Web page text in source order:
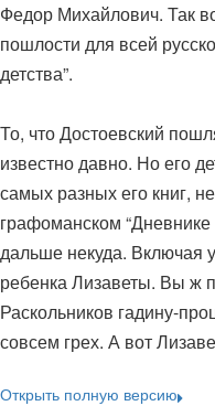
Федор Михайлович. Так
пошлости для всей
детства”.
То, что Достоевский
известно давно. Но его
самых разных его книг,
графоманском
дальше некуда. Включая
ребенка Лизаветы. Вы ж
Раскольников гадину-
совсем грех. А вот
Открыть полную версию